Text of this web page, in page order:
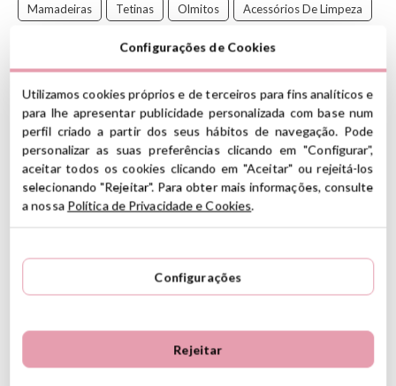
Mamadeiras Tetinas Olmitos Acessórios De Limpeza
Espremedor Olmitos Escorredor De Viagem
Descontos Olmitos
O escorredor de mamadeiras dobrável permite que você seque
mamadeiras, bicos, chupetas e outros acessórios de enfermagem
de maneira ordenada. Quando dobrado, é ideal para viagens e as
várias hastes e suportes oferecem ampla capacidade de secagem
Feito de PP seguro e resistente
Medidas: 14 x 25 x 5 cm
Com 12 suportes arredondados para não arranhar as garrafas
A partir de 0 meses
Configurações de Cookies
Utilizamos cookies próprios e de terceiros para fins analíticos e
para lhe apresentar publicidade personalizada com base num
perfil criado a partir dos seus hábitos de navegação. Pode
personalizar as suas preferências clicando em "Configurar",
aceitar todos os cookies clicando em "Aceitar" ou rejeitá-los
selecionando "Rejeitar". Para obter mais informações, consulte
a nossa Política de Privacidade e Cookies.
Configurações
Rejeitar